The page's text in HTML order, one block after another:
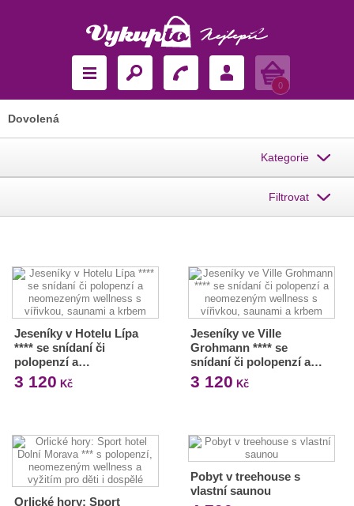
Košík
0
Dovolená
Kategorie
Filtrovat
Jeseníky v Hotelu Lípa
**** se snídaní či
polopenzí a…
3 120 Kč
Jeseníky ve Ville
Grohmann **** se
snídaní či polopenzí a…
3 120 Kč
Orlické hory: Sport
Pobyt v treehouse s
vlastní saunou